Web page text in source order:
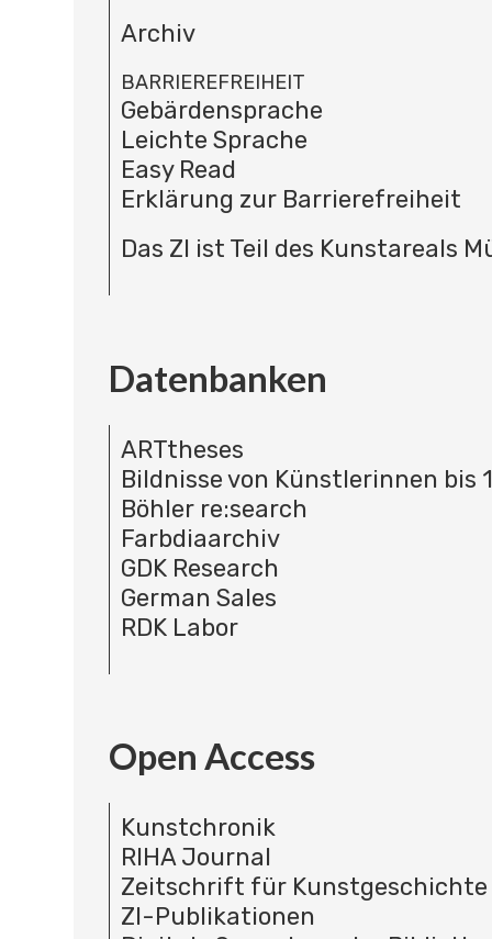
Archiv
BARRIEREFREIHEIT
Gebärdensprache
Leichte Sprache
Easy Read
Erklärung zur Barrierefreiheit
Das ZI ist Teil des Kunstareals
Datenbanken
ARTtheses
Bildnisse von Künstlerinnen bis
Böhler re:search
Farbdiaarchiv
GDK Research
German Sales
RDK Labor
Open Access
Kunstchronik
RIHA Journal
Zeitschrift für Kunstgeschichte
ZI-Publikationen